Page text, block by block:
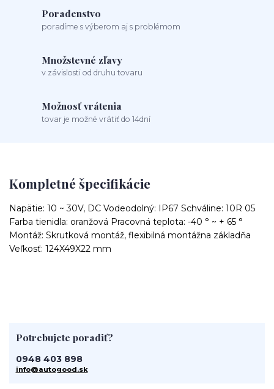
Poradenstvo
poradíme s výberom aj s problémom
Množstevné zľavy
v závislosti od druhu tovaru
Možnosť vrátenia
tovar je možné vrátiť do 14dní
Kompletné špecifikácie
Napätie: 10 ~ 30V, DC Vodeodolný: IP67 Schváline: 10R 05
Farba tienidla: oranžová Pracovná teplota: -40 ° ~ + 65 °
Montáž: Skrutková montáž, flexibilná montážna základňa
Veľkosť: 124X49X22 mm
Potrebujete poradiť?
0948 403 898
info@autogood.sk